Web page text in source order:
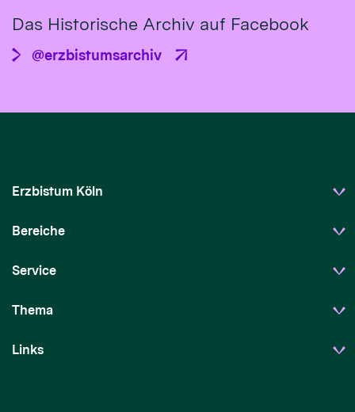
Das Historische Archiv auf Facebook
@erzbistumsarchiv
Erzbistum Köln
Bereiche
Service
Thema
Links